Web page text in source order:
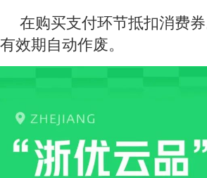
在购买支付环节抵扣消费
有效期自动作废。